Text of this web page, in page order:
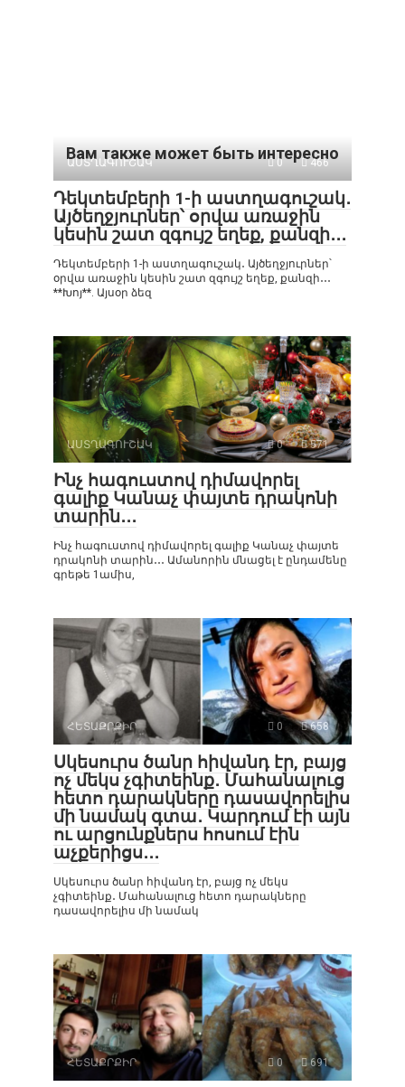
Вам также может быть интересно
ԱՍՏՂԱԳՈՒՇԱԿ 0 466
Դեկտեմբերի 1-ի աստղագուշակ․
Այծեղջյուրներ՝ օրվա առաջին
կեսին շատ զգույշ եղեք, քանզի․․․
Դեկտեմբերի 1-ի աստղագուշակ․ Այծեղջյուրներ՝
օրվա առաջին կեսին շատ զգույշ եղեք, քանզի․․․
**Խոյ**. Այսօր ձեզ
ԱՍՏՂԱԳՈՒՇԱԿ 0 571
Ինչ հագուստով դիմավորել
գալիք Կանաչ փայտե դրակոնի
տարին․․․
Ինչ հագուստով դիմավորել գալիք Կանաչ փայտե
դրակոնի տարին․․․ Ամանորին մնացել է ընդամենը
գրեթե 1ամիս,
ՀԵՏԱՔՐՔԻՐ 0 658
Սկեսուրս ծանր հիվանդ էր, բայց
ոչ մեկս չգիտեինք․ Մահանալուց
հետո դարակները դասավորելիս
մի նամակ գտա․ Կարդում էի այն
ու արցունքներս հոսում էին
աչքերիցս․․․
Սկեսուրս ծանր հիվանդ էր, բայց ոչ մեկս
չգիտեինք․ Մահանալուց հետո դարակները
դասավորելիս մի նամակ
ՀԵՏԱՔՐՔԻՐ 0 691